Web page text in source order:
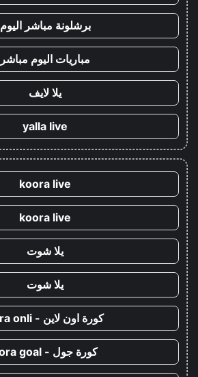
برشلونة مباشر اليوم
مباريات اليوم مباشر
يلا لايف
yalla live
koora live
koora live
يلا شوت
يلا شوت
كورة اون لاين - kora onli
كورة جول - kora goal